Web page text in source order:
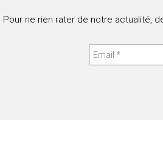
Pour ne rien rater de notre actualité,